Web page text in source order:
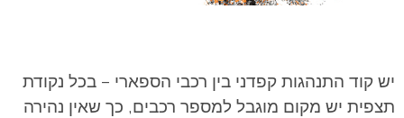
יש קוד התנהגות קפדני בין רכבי הספארי – בכל נקודת
תצפית יש מקום מוגבל למספר רכבים, כך שאין נהירה